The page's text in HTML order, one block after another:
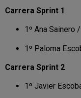
Carrera Sprint 1
1º Ana Sainero
1º Paloma
Carrera Sprint 2
1º Javier